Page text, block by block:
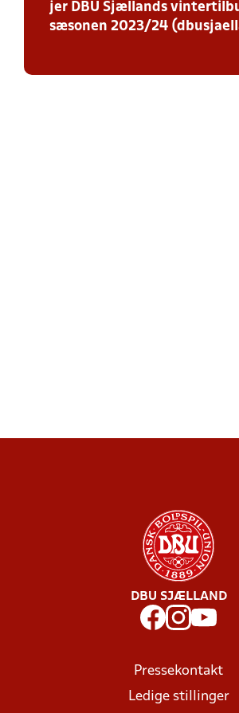
jer DBU Sjællands
sæsonen 2023/24
DBU SJÆLLAND
Pressekontakt
Ledige stillinger